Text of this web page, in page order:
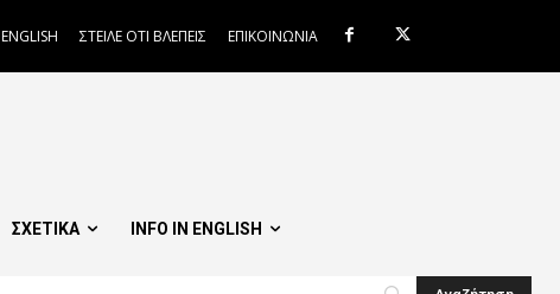
ENGLISH ΣΤΕΙΛΕ ΟΤΙ ΒΛΕΠΕΙΣ ΕΠΙΚΟΙΝΩΝΙΑ
ΣΧΕΤΙΚΑ INFO IN ENGLISH